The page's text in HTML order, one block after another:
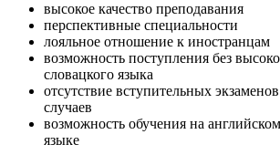
высокое качество преподавания
перспективные специальности
лояльное отношение к иностранцам
возможность поступления без
словацкого языка
отсутствие вступительных
случаев
возможность обучения на
языке